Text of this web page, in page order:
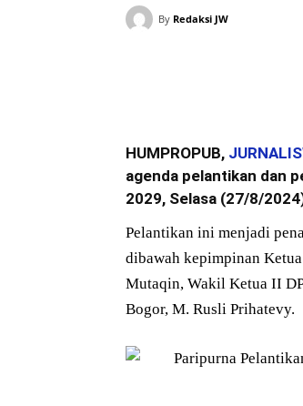
By Redaksi JW
HUMPROPUB,
agenda pelantikan dan
2029, Selasa (27/8/
Pelantikan ini menjadi
dibawah kepimpinan
Mutaqin, Wakil Ketua II
Bogor, M. Rusli Prihatevy.